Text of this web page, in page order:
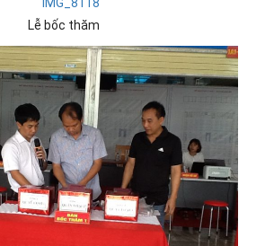
Lễ bốc thăm